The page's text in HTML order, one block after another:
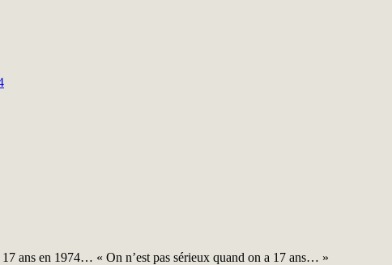
ans en 1974… « On n’est pas sérieux quand on a 17 ans… »